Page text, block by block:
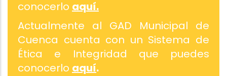
conocerlo aquí.
Actualmente al GAD Municipal de
Cuenca cuenta con un Sistema de
Ética e Integridad que puedes
conocerlo aquí.